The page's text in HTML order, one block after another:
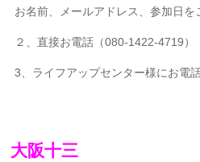
お名前、メールアドレス、参加日を
２、直接お電話（080-1422-4719）
3、ライフアップセンター様にお電
大阪十三